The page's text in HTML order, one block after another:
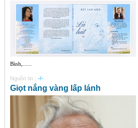
Bình,......
Nguồn tin : -/-
Giọt nắng vàng lấp lánh